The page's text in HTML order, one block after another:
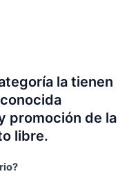
la tienen
promoción de la
libre.